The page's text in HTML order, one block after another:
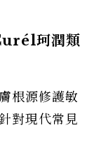
珂潤類
根源修護敏
對現代常見